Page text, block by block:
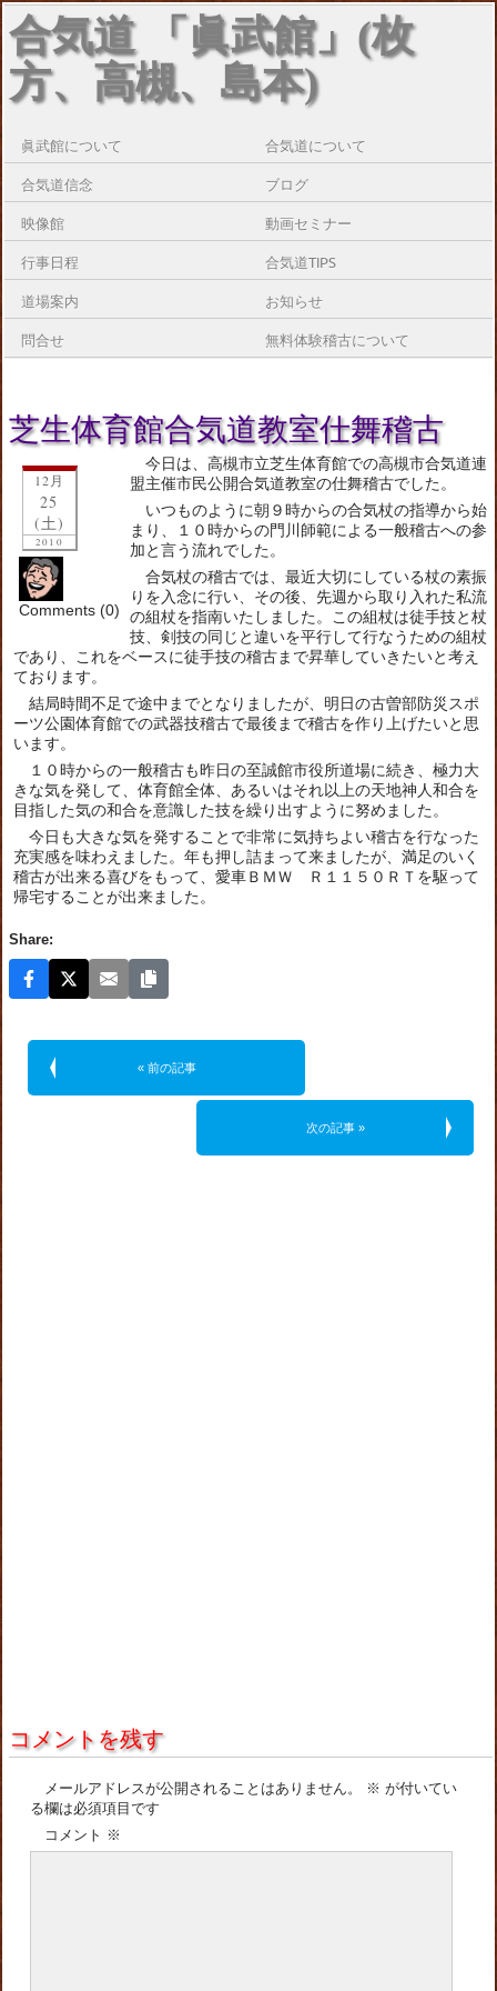
合気道 「眞武館」(枚
方、高槻、島本)
眞武館について 合気道について
合気道信念 ブログ
映像館 動画セミナー
行事日程 合気道TIPS
道場案内 お知らせ
問合せ 無料体験稽古について
芝生体育館合気道教室仕舞稽古
12月
25
(土)
2010
Comments (0)
今日は、高槻市立芝生体育館での高槻市合気道連
盟主催市民公開合気道教室の仕舞稽古でした。
いつものように朝９時からの合気杖の指導から始
まり、１０時からの門川師範による一般稽古への参
加と言う流れでした。
合気杖の稽古では、最近大切にしている杖の素振
りを入念に行い、その後、先週から取り入れた私流
の組杖を指南いたしました。この組杖は徒手技と杖
技、剣技の同じと違いを平行して行なうための組杖
であり、これをベースに徒手技の稽古まで昇華していきたいと考え
ております。
結局時間不足で途中までとなりましたが、明日の古曽部防災スポ
ーツ公園体育館での武器技稽古で最後まで稽古を作り上げたいと思
います。
１０時からの一般稽古も昨日の至誠館市役所道場に続き、極力大
きな気を発して、体育館全体、あるいはそれ以上の天地神人和合を
目指した気の和合を意識した技を繰り出すように努めました。
今日も大きな気を発することで非常に気持ちよい稽古を行なった
充実感を味わえました。年も押し詰まって来ましたが、満足のいく
稽古が出来る喜びをもって、愛車ＢＭＷ Ｒ１１５０ＲＴを駆って
帰宅することが出来ました。
Share:
« 前の記事
次の記事 »
コメントを残す
メールアドレスが公開されることはありません。 ※ が付いてい
る欄は必須項目です
コメント ※